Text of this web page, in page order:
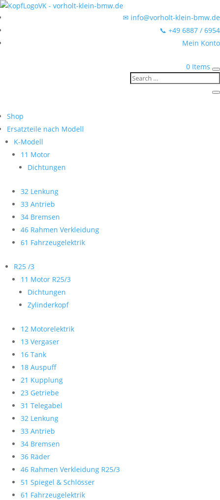
✉ info@vorholt-klein-bmw.de
📞 +49 6887 / 6954
Mein Konto
0 Items
Shop
Ersatzteile nach Modell
K-Modell
11 Motor
Dichtungen
32 Lenkung
33 Antrieb
34 Bremsen
46 Rahmen Verkleidung
61 Fahrzeugelektrik
R25 /3
11 Motor R25/3
Dichtungen
Zylinderkopf
12 Motorelektrik
13 Vergaser
16 Tank
18 Auspuff
21 Kupplung
23 Getriebe
31 Telegabel
32 Lenkung
33 Antrieb
34 Bremsen
36 Räder
46 Rahmen Verkleidung R25/3
51 Spiegel & Schlösser
61 Fahrzeugelektrik